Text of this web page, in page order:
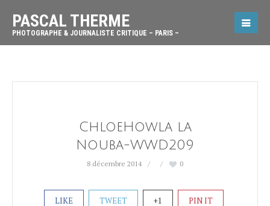
PASCAL THERME
PHOTOGRAPHE & JOURNALISTE CRITIQUE – PARIS –
ChloeHowla la
Nouba-WWD209
8 décembre 2014 0
LIKE TWEET +1 PIN IT